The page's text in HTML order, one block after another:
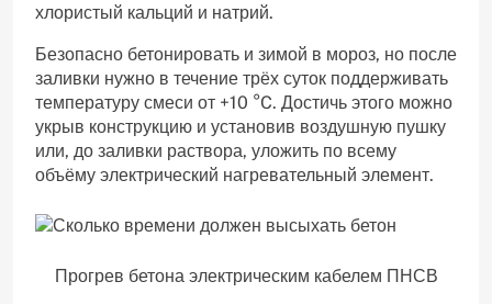
хлористый кальций и натрий.
Безопасно бетонировать и зимой в мороз, но после
заливки нужно в течение трёх суток поддерживать
температуру смеси от +10 °C. Достичь этого можно
укрыв конструкцию и установив воздушную пушку
или, до заливки раствора, уложить по всему
объёму электрический нагревательный элемент.
Прогрев бетона электрическим кабелем ПНСВ